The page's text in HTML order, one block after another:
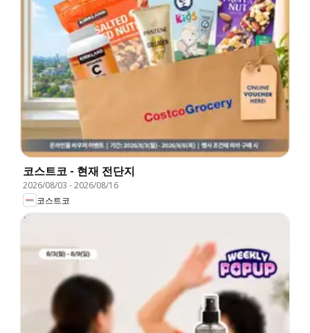
코스트코 - 현재 전단지
2026/08/03 -2026/08/16
코스트코